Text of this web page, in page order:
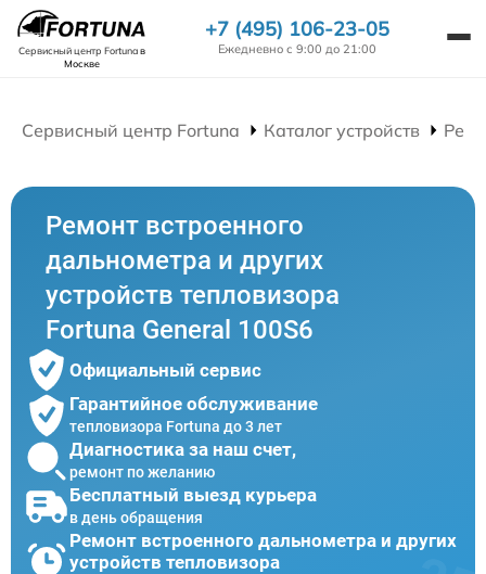
Сервисный центр Fortunaв
Москве
+7 (495) 106-23-05
Ежедневно с 9:00 до 21:00
Сервисный центр Fortuna Каталог устройств
Ремонт встроенного
дальнометра и других
устройств тепловизора
Fortuna General 100S6
Официальный сервис
Гарантийное обслуживание
тепловизора Fortuna до 3 лет
Диагностика за наш счет,
ремонт по желанию
Бесплатный выезд курьера
в день обращения
Ремонт встроенного дальнометра и других
устройств тепловизора